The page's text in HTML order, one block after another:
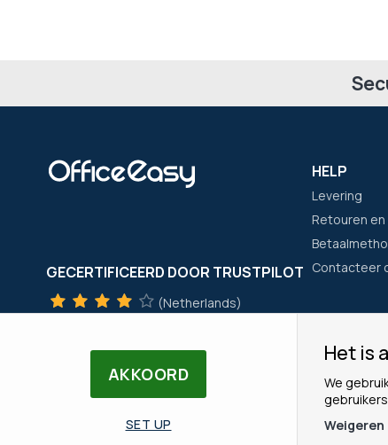
AKKOORD
SET UP
Het is
We
Weigeren
GECERTIFICEERD DOOR TRUSTPILOT
(Netherlands)
HELP
Levering
Retouren
Contacteer
HET
Wie zijn wij?
Ons Team